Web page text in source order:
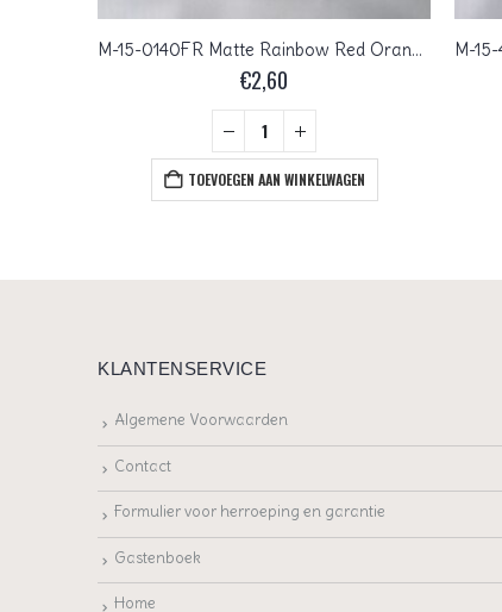
M-15-0140FR Matte Rainbow Red Orange 10 gram
€2,60
TOEVOEGEN AAN WINKELWAGEN
KLANTENSERVICE
Algemene Voorwaarden
Contact
Formulier voor herroeping en garantie
Gastenboek
Home